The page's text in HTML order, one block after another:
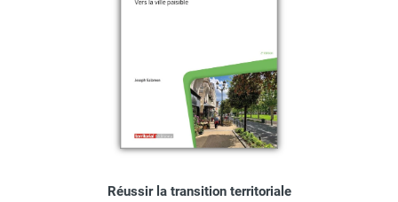
Réussir la transition territoriale